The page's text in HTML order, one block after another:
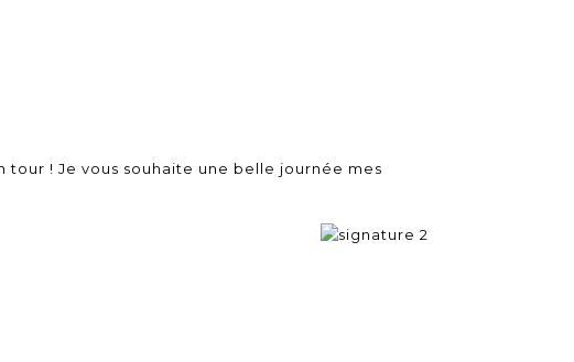
tour ! Je vous souhaite une belle journée mes